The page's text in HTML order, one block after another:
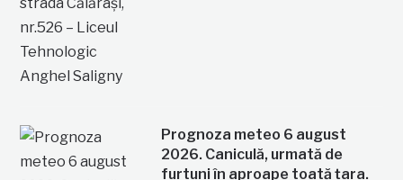
Prognoza meteo 6 august
2026. Caniculă, urmată de
furtuni în aproape toată țara.